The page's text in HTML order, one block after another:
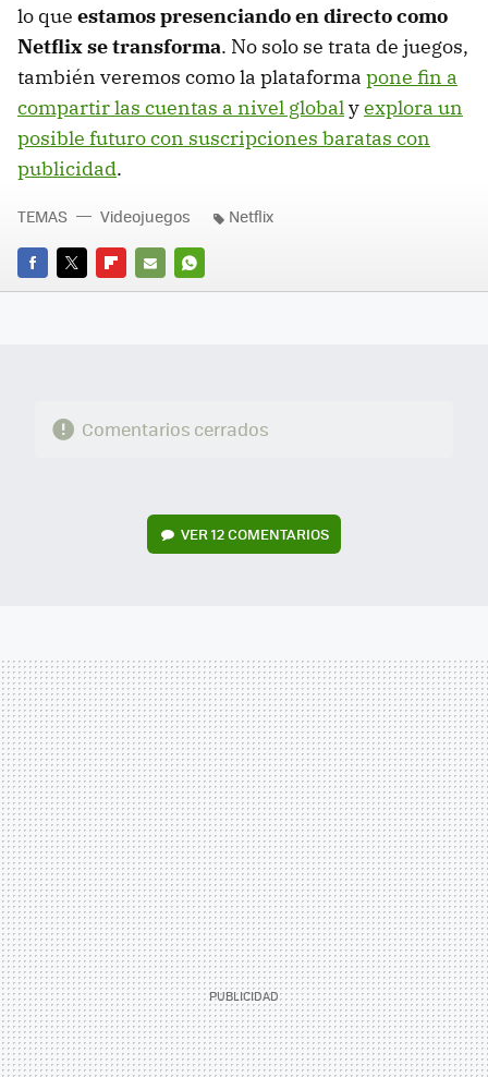
lo que estamos presenciando en directo como
Netflix se transforma. No solo se trata de juegos,
también veremos como la plataforma pone fin a
compartir las cuentas a nivel globalyexplora un
posible futuro con suscripciones baratas con
publicidad.
FACEBOOK
TWITTERFLIPBOARD
E-
WHATSAPP
TEMAS Videojuegos Netflix
Comentarios cerrados
VER 12 COMENTARIOS